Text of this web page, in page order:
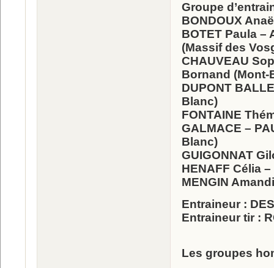
Groupe
BONDOUX
BOTET Paula –
(Massif des
CHAUVEAU
Bornand (Mont-
DUPONT
Blanc)
FONTAINE
GALMACE –
Blanc)
GUIGONNAT
HENAFF Célia
MENGIN
Entraineur :
Entraineur tir :
Les groupes